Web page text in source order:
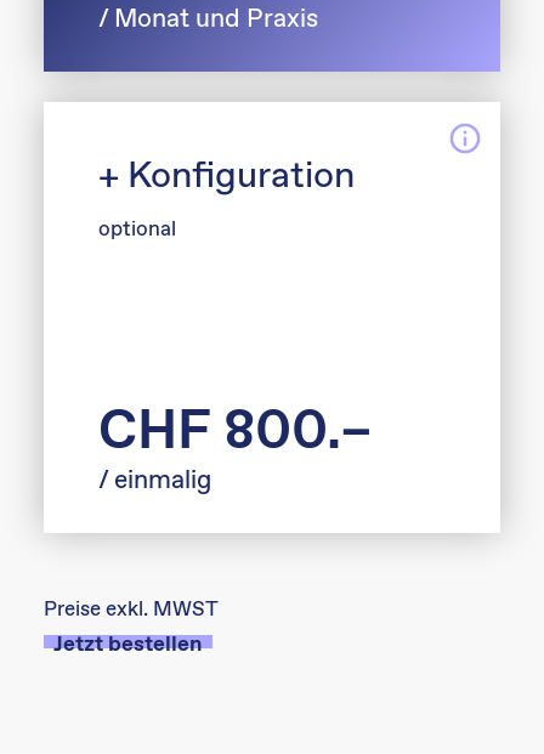
/ Monat und Praxis
+ Konfiguration
optional
CHF 800.–
/ einmalig
Preise exkl. MWST
Jetzt bestellen